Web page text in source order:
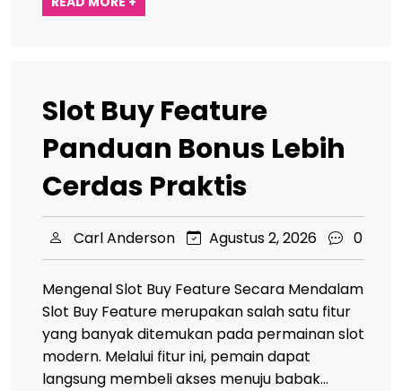
Slot Buy Feature
Panduan Bonus Lebih
Cerdas Praktis
Carl Anderson Agustus 2, 2026 0
Mengenal Slot Buy Feature Secara Mendalam
Slot Buy Feature merupakan salah satu fitur
yang banyak ditemukan pada permainan slot
modern. Melalui fitur ini, pemain dapat
langsung membeli akses menuju babak…